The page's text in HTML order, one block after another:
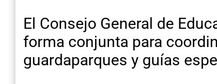
​El Consejo General de
forma conjunta para
guardaparques y guías